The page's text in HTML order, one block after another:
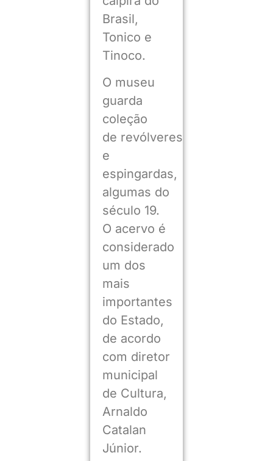
Brasil,
Tonico e
Tinoco.
O museu
guarda
coleção
de revólveres
e
espingardas,
algumas do
século 19.
O acervo é
considerado
um dos
mais
importantes
do Estado,
de acordo
com diretor
municipal
de Cultura,
Arnaldo
Catalan
Júnior.